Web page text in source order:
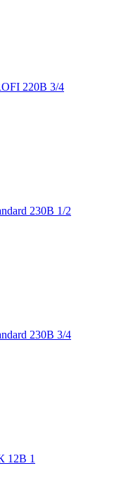
220В 3/4
230В 1/2
230В 3/4
12B 1